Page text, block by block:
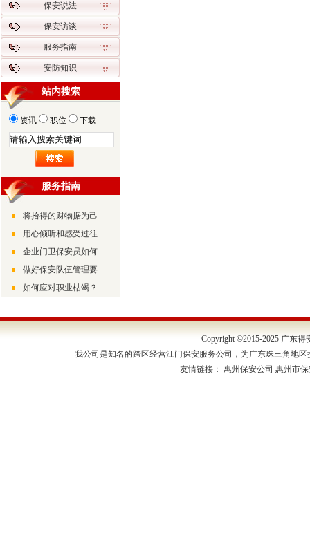
保安说法
保安访谈
服务指南
安防知识
站内搜索
资讯 职位 下载
服务指南
将拾得的财物据为己有有可能构成诈骗罪
用心倾听和感受过往的美好
企业门卫保安员如何做好检查工作
做好保安队伍管理要摸准“兵情”了解“兵心”
如何应对职业枯竭？
Copyright ©2015-2025 广东
我公司是知名的跨区经营江门保安服务公司，为广东珠三角地
友情链接： 惠州保安公司 惠州市